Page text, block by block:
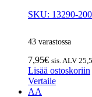
SKU: 13290-
43 varastossa
7,95€ sis. ALV
Lisää ostoskoriin
Vertaile
AA